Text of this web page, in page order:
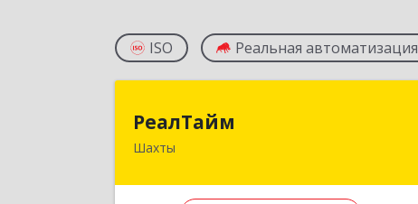
ISO Реальная автоматизация
РеалТайм
Шахты346504, Ростовская обл, Шахты г,